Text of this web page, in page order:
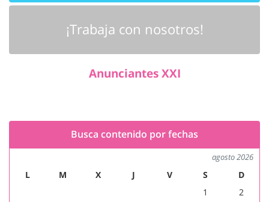
¡Trabaja con nosotros!
Anunciantes XXI
Busca contenido por fechas
agosto 2026
L M X J V S
D
1
2